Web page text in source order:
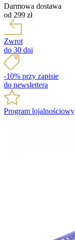
Darmowa dostawa
od 299 zł
Zwrot
do 30 dni
-10% przy zapisie
do newslettera
Program lojalnościowy